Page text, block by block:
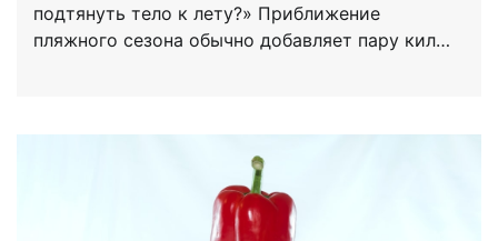
подтянуть тело к лету?» Приближение
пляжного сезона обычно добавляет пару кил…